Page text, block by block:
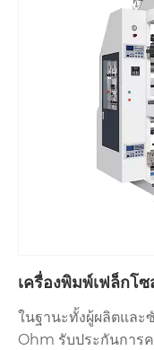
เครื่องพิมพ์เฟล็กโ
ในฐานะทั้งผู้ผลิตและ
Ohm รับประกันการ